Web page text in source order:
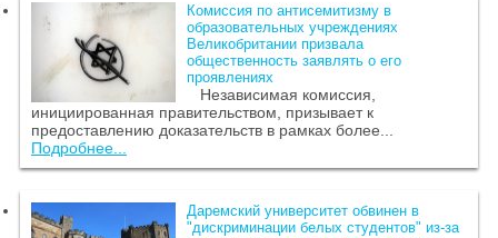
Комиссия по антисемитизму в
образовательных учреждениях
Великобритании призвала
общественность заявлять о его
проявлениях
Независимая комиссия,
инициированная правительством, призывает к
предоставлению доказательств в рамках более...
Подробнее...
Даремский университет обвинен в
"дискриминации белых студентов" из-за